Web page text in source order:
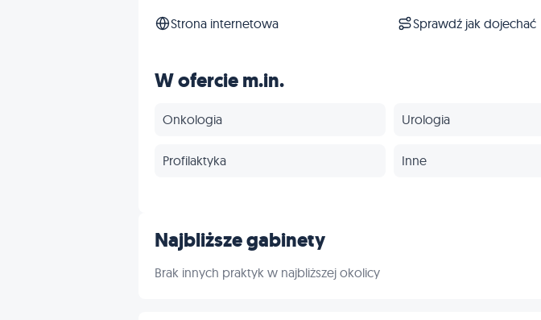
Strona internetowa Sprawdź jak dojechać
W ofercie m.in.
Onkologia Urologia
Profilaktyka Inne
Najbliższe gabinety
Brak innych praktyk w najbliższej okolicy